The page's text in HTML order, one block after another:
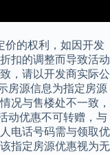
价的权利，如因开发
扣的调整而导致活动
，请以开发商实际公
房源信息为指定房源
况与售楼处不一致，
动优惠不可转赠，与
电话号码需与领取优
指定房源优惠视为无